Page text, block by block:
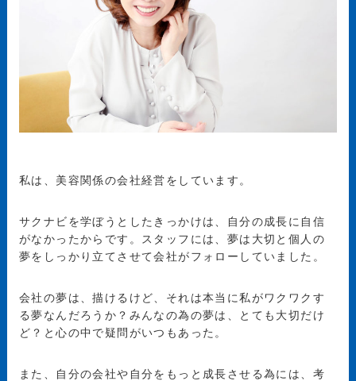
私は、美容関係の会社経営をしています。
サクナビを学ぼうとしたきっかけは、自分の成長に自信
がなかったからです。スタッフには、夢は大切と個人の
夢をしっかり立てさせて会社がフォローしていました。
会社の夢は、描けるけど、それは本当に私がワクワクす
る夢なんだろうか？みんなの為の夢は、とても大切だけ
ど？と心の中で疑問がいつもあった。
また、自分の会社や自分をもっと成長させる為には、考